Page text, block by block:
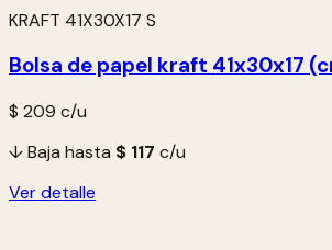
KRAFT 41X30X17 S
Bolsa de papel kraft 41x30x17
$ 209 c/u
↓ Baja hasta $ 117 c/u
Ver detalle